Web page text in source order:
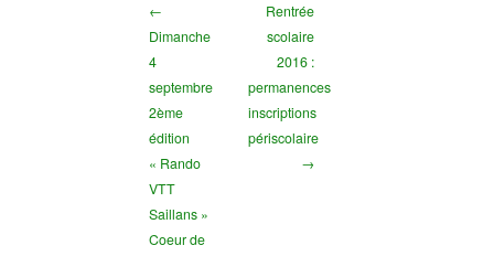
←
Dimanche
4
septembre
2ème
édition
« Rando
VTT
Saillans »
Coeur de
Rentrée
scolaire
2016 :
permanences
inscriptions
périscolaire
→